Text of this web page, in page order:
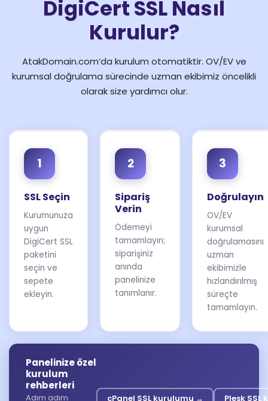
DigiCert SSL Nasıl
Kurulur?
AtakDomain.com’da kurulum otomatiktir. OV/EV ve
kurumsal doğrulama sürecinde uzman ekibimiz öncelikli
olarak size yardımcı olur.
1
SSL Seçin
Kurumunuza
uygun
DigiCert SSL
paketini
seçin ve
sepete
ekleyin.
2
Sipariş
Verin
Ödemeyi
tamamlayın;
siparişiniz
anında
panelinize
tanımlanır.
3
Doğrulayın
OV/EV
kurumsal
doğrulamasını
uzman
ekibimizle
hızlandırılmış
süreçte
tamamlayın.
Panelinize özel
kurulum
rehberleri
Adım adım cPanel SSL kurulumu → Plesk